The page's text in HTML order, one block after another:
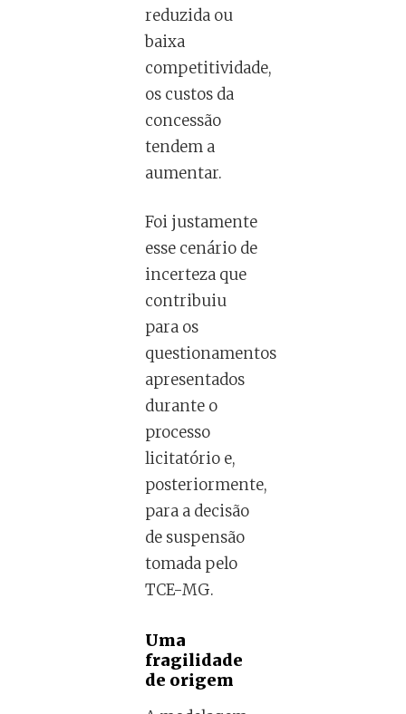
reduzida ou
baixa
competitividade,
os custos da
concessão
tendem a
aumentar.
Foi justamente
esse cenário de
incerteza que
contribuiu
para os
questionamentos
apresentados
durante o
processo
licitatório e,
posteriormente,
para a decisão
de suspensão
tomada pelo
TCE-MG.
Uma
fragilidade
de origem